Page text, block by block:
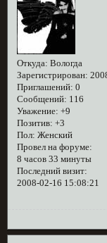
Откуда: Вологда
Зарегистрирован:
Приглашений: 0
Сообщений: 116
Уважение: +9
Позитив: +3
Пол: Женский
Провел на форуме:
8 часов 33 минуты
Последний визит:
2008-02-16 15:08:21